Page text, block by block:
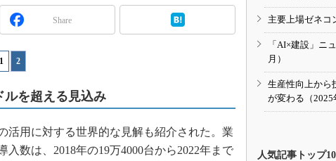
メンテナンス・レジリエンスTOKYO
Share
1 2
ルを超える見込み
用に対する世界的な見解も紹介された。業
数は、2018年の19万4000台から2022年まで
主要上場ゼネコ
「AI×建設」ニ
月）
生産性向上か
が変わる（2025
人気記事トップ10